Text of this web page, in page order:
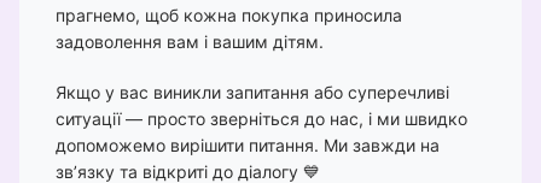
прагнемо, щоб кожна покупка приносила
задоволення вам і вашим дітям.
Якщо у вас виникли запитання або суперечливі
ситуації — просто зверніться до нас, і ми швидко
допоможемо вирішити питання. Ми завжди на
зв’язку та відкриті до діалогу 💙